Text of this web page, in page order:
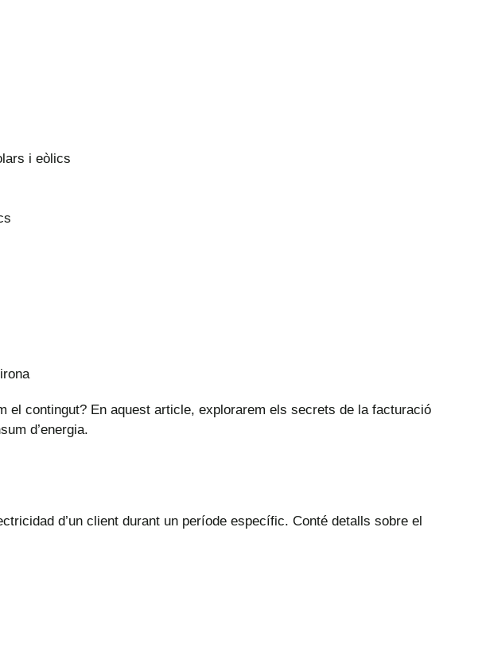
i eòlics
el contingut? En aquest article, explorarem els secrets de la facturació
d’energia.
d’un client durant un període específic. Conté detalls sobre el